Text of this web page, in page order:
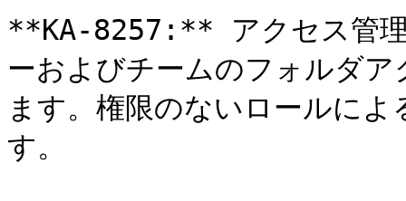
**KA-8257:** アクセス管理
ーおよびチームのフォルダ
ます。権限のないロールに
す。